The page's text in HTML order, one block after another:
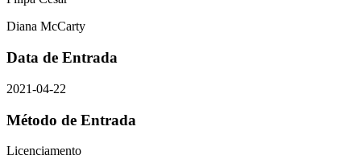
Diana McCarty
Data de Entrada
2021-04-22
Método de Entrada
Licenciamento